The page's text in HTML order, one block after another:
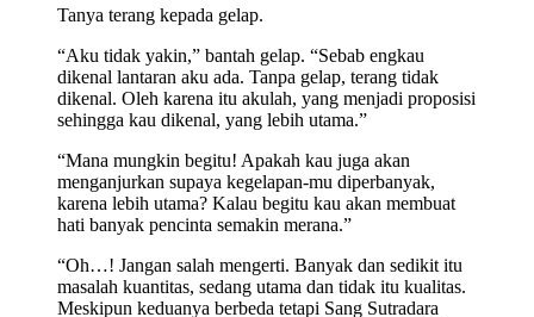
Tanya terang kepada gelap.
“Aku tidak yakin,” bantah gelap. “Sebab engkau
dikenal lantaran aku ada. Tanpa gelap, terang tidak
dikenal. Oleh karena itu akulah, yang menjadi proposisi
sehingga kau dikenal, yang lebih utama.”
“Mana mungkin begitu! Apakah kau juga akan
menganjurkan supaya kegelapan-mu diperbanyak,
karena lebih utama? Kalau begitu kau akan membuat
hati banyak pencinta semakin merana.”
“Oh…! Jangan salah mengerti. Banyak dan sedikit itu
masalah kuantitas, sedang utama dan tidak itu kualitas.
Meskipun keduanya berbeda tetapi Sang Sutradara